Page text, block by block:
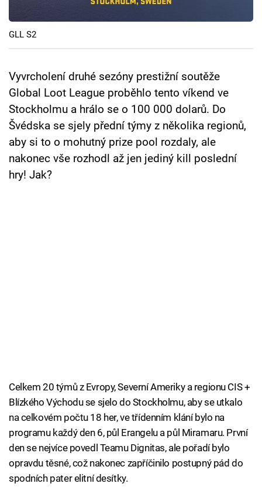
Pořady
TV Program
Sledujte prima+
Přihlášení
Sledujte nás
GLL S2
Vyvrcholení druhé sezóny prestižní soutěže
Global Loot League proběhlo tento víkend ve
Stockholmu a hrálo se o 100 000 dolarů. Do
Švédska se sjely přední týmy z několika regionů,
aby si to o mohutný prize pool rozdaly, ale
nakonec vše rozhodl až jen jediný kill poslední
hry! Jak?
Celkem 20 týmů z Evropy, Severní Ameriky a regionu CIS +
Blízkého Východu se sjelo do Stockholmu, aby se utkalo
na celkovém počtu 18 her, ve třídenním klání bylo na
programu každý den 6, půl Erangelu a půl Miramaru. První
den se nejvíce povedl Teamu Dignitas, ale pořadí bylo
opravdu těsné, což nakonec zapříčinilo postupný pád do
spodních pater elitní desítky.